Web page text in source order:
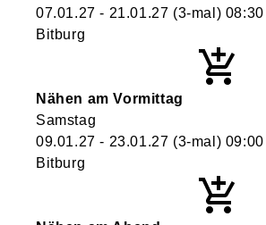
07.01.27 - 21.01.27 (3-mal) 08:30
Bitburg
Nähen am Vormittag
Samstag
09.01.27 - 23.01.27 (3-mal) 09:00
Bitburg